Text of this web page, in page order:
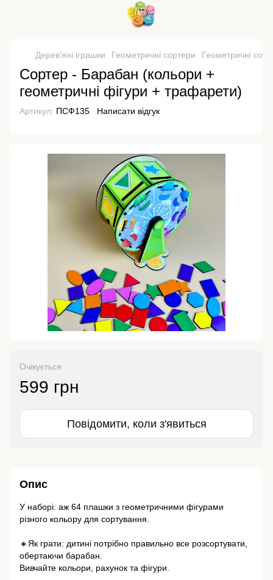
Дерев'яні іграшки Геометричні сортери Геометричні
Сортер - Барабан (кольори +
геометричні фігури + трафарети)
Артикул: ПСФ135 Написати відгук
Очікується
599 грн
Повідомити, коли з'явиться
Опис
У наборі: аж 64 плашки з геометричними фігурами
різного кольору для сортування.
🔸Як грати: дитині потрібно правильно все розсортувати,
обертаючи барабан.
Вивчайте кольори, рахунок та фігури.